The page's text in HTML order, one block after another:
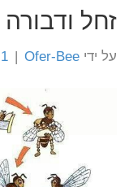
זחל
על ידי Ofer-Bee
1